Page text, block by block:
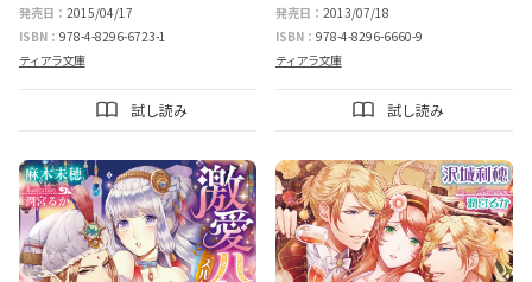
発売日： 2015/04/17
ISBN： 978-4-8296-6723-1
ティアラ文庫
試し読み
発売日： 2013/07/18
ISBN： 978-4-8296-6660-9
ティアラ文庫
試し読み